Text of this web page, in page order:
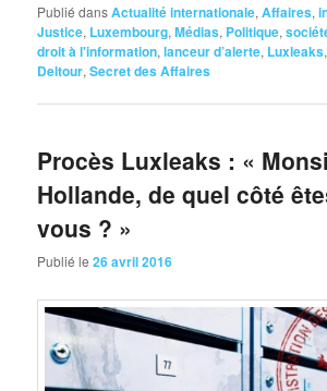
Publié dansActualité internationale,Affaires,
Justice, Luxembourg,Médias, Politique,
droit à l'information,lanceur d’alerte, Luxleaks,
Deltour,Secret des Affaires
Procès Luxleaks : «
Hollande, de quel côté
vous ? »
Publié le26 avril 2016